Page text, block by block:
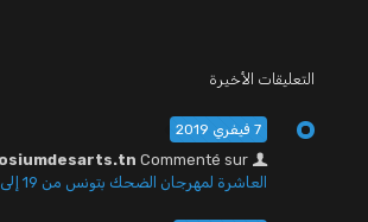
التعليقات الأخيرة
7 فيفري 2019
Commenté sur
العاشرة لمهرجان الضحك بتونس من 19 إلى 24 فيفري 2019